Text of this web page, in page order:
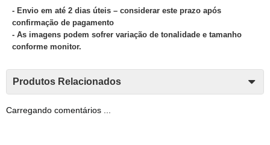
- Envio em até 2 dias úteis – considerar este prazo após
confirmação de pagamento
- As imagens podem sofrer variação de tonalidade e tamanho
conforme monitor.
Produtos Relacionados
Carregando comentários ...